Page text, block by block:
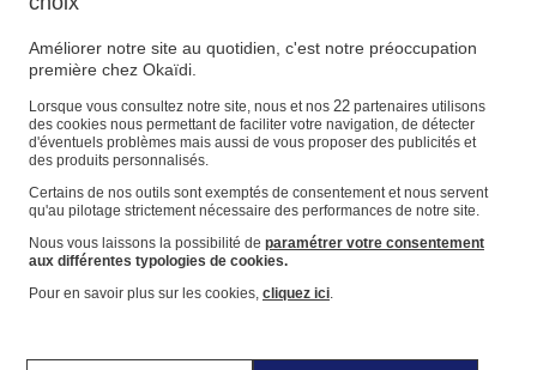
Voir tous les produits
Magasin
Vos informations personnelles
Suivre une commande
Panier
Favoris
Améliorer notre site au quotidien, c'est notre préoccupation
première chez Okaïdi.
Lorsque vous consultez notre site, nous et nos 22partenaires utilisons
des cookies nous permettant de faciliter votre navigation, de détecter
d'éventuels problèmes mais aussi de vous proposer des publicités et
des produits personnalisés.
Certains de nos outils sont exemptés de consentement et nous servent
qu'au pilotage strictement nécessaire des performances de notre site.
Nous vous laissons la possibilité de paramétrer votre consentement
aux différentes typologies de cookies.
Pour en savoir plus sur les cookies, cliquez ici.